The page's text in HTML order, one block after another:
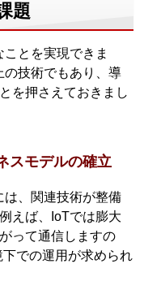
題
とを実現できま
の技術でもあり、導
を押さえておきまし
スモデルの確立
は、関連技術が整備
えば、IoTでは膨大
って通信しますの
での運用が求められ